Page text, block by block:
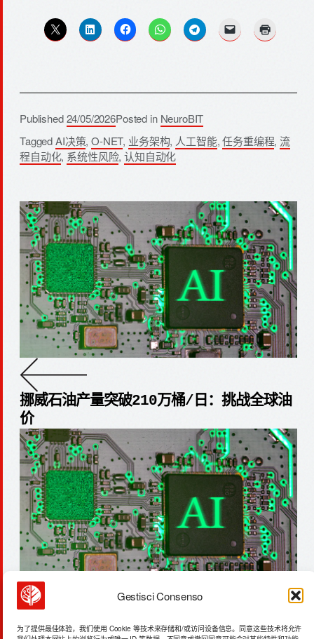
Gestisci Consenso
为了提供最佳体验，我们使用 Cookie 等技术来存储和/或访问设备信息。同意这些技术将允许
Published24/05/2026Posted in NeuroBIT
TaggedAI决策,O-NET, 业务架构, 人工智能,任务重编程,流
程自动化, 系统性风险,认知自动化
挪威石油产量突破210万桶/日：挑战全球油
价
电子束技术：永久冻土与饲料生产的突破